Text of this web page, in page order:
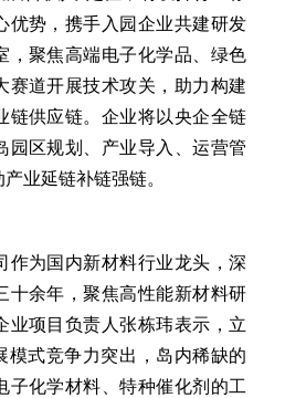
优势，携手入园企业共建研发
，聚焦高端电子化学品、绿色
赛道开展技术攻关，助力构建
链供应链。企业将以央企全链
园区规划、产业导入、运营管
业延链补链强链。
作为国内新材料行业龙头，深
十余年，聚焦高性能新材料研
业项目负责人张栋玮表示，立
模式竞争力突出，岛内稀缺的
子化学材料、特种催化剂的工